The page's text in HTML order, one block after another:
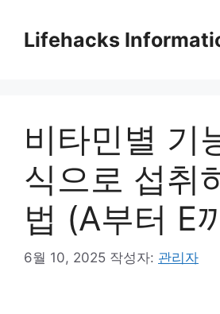
Lifehacks
비타민별 기
식으로 섭취
법 (A부터 E
6월 10, 2025 작성자: 관리자